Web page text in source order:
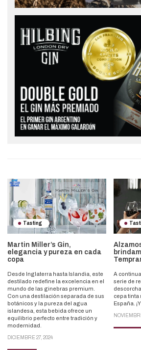
Tasting
Martin Miller’s Gin,
elegancia y pureza en cada
copa
Desde Inglaterra hasta Islandia, este
destilado redefine la excelencia en el
mundo de las ginebras premium.
Con una destilación separada de sus
botánicos y la pureza del agua
islandesa, esta bebida ofrece un
equilibrio perfecto entre tradición y
modernidad.
DICIEMBRE 27, 2024
A
serie de
cepa tinta
España.